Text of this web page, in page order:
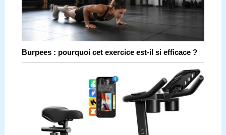
Burpees : pourquoi cet exercice est-il si efficace ?